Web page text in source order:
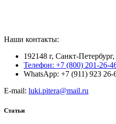
Наши контакты:
192148 г, Санкт-
Телефон: +7 (800) 201-26-
WhatsApp: +7 (911) 923 26-
E-mail: luki.pitera@mail.ru
Статьи